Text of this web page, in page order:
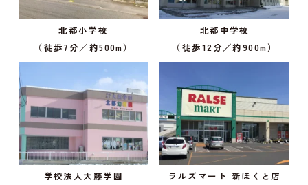
北都小学校
（徒歩7分／約500m）
北都中学校
（徒歩12分／約900m）
学校法人大藤学園
ラルズマート 新ほくと店